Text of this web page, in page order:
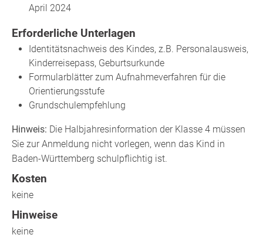
April 2024
Erforderliche Unterlagen
Identitätsnachweis des Kindes, z.B. Personalausweis,
Kinderreisepass, Geburtsurkunde
Formularblätter zum Aufnahmeverfahren für die
Orientierungsstufe
Grundschulempfehlung
Hinweis: Die Halbjahresinformation der Klasse 4 müssen
Sie zur Anmeldung nicht vorlegen, wenn das Kind in
Baden-Württemberg schulpflichtig ist.
Kosten
keine
Hinweise
keine